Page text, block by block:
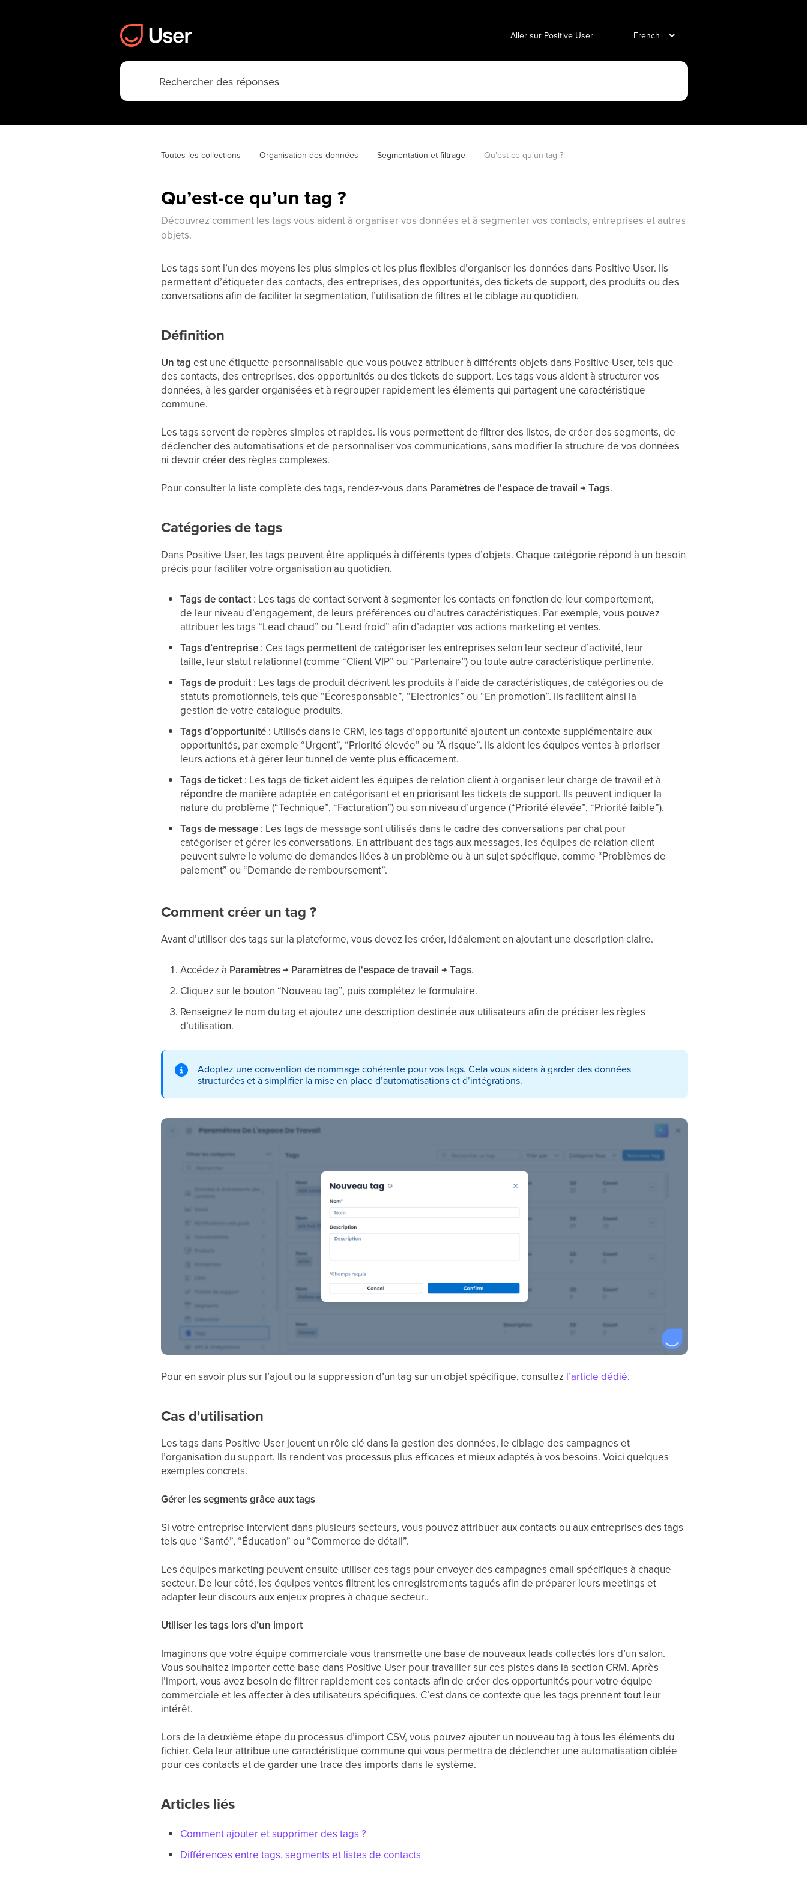
Aller sur Positive User
Toutes les collections Organisation des données Segmentation et filtrage Qu’est-ce qu’un tag ?
Qu’est-ce qu’un tag ?
Découvrez comment les tags vous aident à organiser vos données et à segmenter vos contacts, entreprises et autres
objets.
Les tags sont l’un des moyens les plus simples et les plus flexibles d’organiser les données dans Positive User. Ils
permettent d’étiqueter des contacts, des entreprises, des opportunités, des tickets de support, des produits ou des
conversations afin de faciliter la segmentation, l’utilisation de filtres et le ciblage au quotidien.
Définition
Un tag est une étiquette personnalisable que vous pouvez attribuer à différents objets dans Positive User, tels que
des contacts, des entreprises, des opportunités ou des tickets de support. Les tags vous aident à structurer vos
données, à les garder organisées et à regrouper rapidement les éléments qui partagent une caractéristique
commune.
Les tags servent de repères simples et rapides. Ils vous permettent de filtrer des listes, de créer des segments, de
déclencher des automatisations et de personnaliser vos communications, sans modifier la structure de vos données
ni devoir créer des règles complexes.
Pour consulter la liste complète des tags, rendez-vous dans Paramètres de l'espace de travail → Tags.
Catégories de tags
Dans Positive User, les tags peuvent être appliqués à différents types d’objets. Chaque catégorie répond à un besoin
précis pour faciliter votre organisation au quotidien.
Tags de contact: Les tags de contact servent à segmenter les contacts en fonction de leur comportement,
de leur niveau d’engagement, de leurs préférences ou d’autres caractéristiques. Par exemple, vous pouvez
attribuer les tags “Lead chaud” ou ”Lead froid” afin d’adapter vos actions marketing et ventes.
Tags d’entreprise : Ces tags permettent de catégoriser les entreprises selon leur secteur d’activité, leur
taille, leur statut relationnel (comme “Client VIP” ou “Partenaire”) ou toute autre caractéristique pertinente.
Tags de produit: Les tags de produit décrivent les produits à l’aide de caractéristiques, de catégories ou de
statuts promotionnels, tels que “Écoresponsable”, “Electronics” ou “En promotion”. Ils facilitent ainsi la
gestion de votre catalogue produits.
Tags d’opportunité : Utilisés dans le CRM, les tags d’opportunité ajoutent un contexte supplémentaire aux
opportunités, par exemple “Urgent”, “Priorité élevée” ou “À risque”. Ils aident les équipes ventes à prioriser
leurs actions et à gérer leur tunnel de vente plus efficacement.
Tags de ticket: Les tags de ticket aident les équipes de relation client à organiser leur charge de travail et à
répondre de manière adaptée en catégorisant et en priorisant les tickets de support. Ils peuvent indiquer la
nature du problème (“Technique”, “Facturation”) ou son niveau d’urgence (“Priorité élevée”, “Priorité faible”).
Tags de message : Les tags de message sont utilisés dans le cadre des conversations par chat pour
catégoriser et gérer les conversations. En attribuant des tags aux messages, les équipes de relation client
peuvent suivre le volume de demandes liées à un problème ou à un sujet spécifique, comme “Problèmes de
paiement” ou “Demande de remboursement”.
Comment créer un tag ?
Avant d’utiliser des tags sur la plateforme, vous devez les créer, idéalement en ajoutant une description claire.
Accédez à Paramètres → Paramètres de l'espace de travail → Tags.
Cliquez sur le bouton “Nouveau tag”, puis complétez le formulaire.
Renseignez le nom du tag et ajoutez une description destinée aux utilisateurs afin de préciser les règles
d’utilisation.
Adoptez une convention de nommage cohérente pour vos tags. Cela vous aidera à garder des données
structurées et à simplifier la mise en place d’automatisations et d’intégrations.
Pour en savoir plus sur l’ajout ou la suppression d’un tag sur un objet spécifique, consultez l’article dédié.
Cas d'utilisation
Les tags dans Positive User jouent un rôle clé dans la gestion des données, le ciblage des campagnes et
l’organisation du support. Ils rendent vos processus plus efficaces et mieux adaptés à vos besoins. Voici quelques
exemples concrets.
Gérer les segments grâce aux tags
Si votre entreprise intervient dans plusieurs secteurs, vous pouvez attribuer aux contacts ou aux entreprises des tags
tels que “Santé”, “Éducation” ou “Commerce de détail”.
Les équipes marketing peuvent ensuite utiliser ces tags pour envoyer des campagnes email spécifiques à chaque
secteur. De leur côté, les équipes ventes filtrent les enregistrements tagués afin de préparer leurs meetings et
adapter leur discours aux enjeux propres à chaque secteur..
Utiliser les tags lors d’un import
Imaginons que votre équipe commerciale vous transmette une base de nouveaux leads collectés lors d’un salon.
Vous souhaitez importer cette base dans Positive User pour travailler sur ces pistes dans la section CRM. Après
l’import, vous avez besoin de filtrer rapidement ces contacts afin de créer des opportunités pour votre équipe
commerciale et les affecter à des utilisateurs spécifiques. C’est dans ce contexte que les tags prennent tout leur
intérêt.
Lors de la deuxième étape du processus d’import CSV, vous pouvez ajouter un nouveau tag à tous les éléments du
fichier. Cela leur attribue une caractéristique commune qui vous permettra de déclencher une automatisation ciblée
pour ces contacts et de garder une trace des imports dans le système.
Articles liés
Comment ajouter et supprimer des tags ?
Différences entre tags, segments et listes de contacts